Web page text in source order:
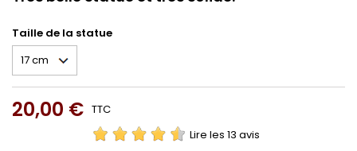
Taille de la statue
20,00 € TTC
Lire les 13 avis